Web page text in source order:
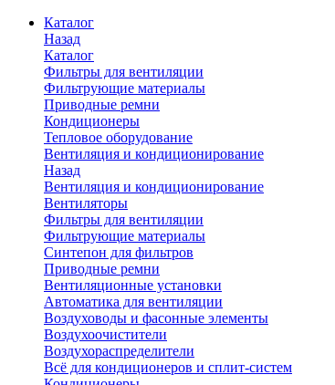
Каталог
Назад
Каталог
Фильтры для вентиляции
Фильтрующие материалы
Приводные ремни
Кондиционеры
Тепловое оборудование
Вентиляция и кондиционирование
Назад
Вентиляция и кондиционирование
Вентиляторы
Фильтры для вентиляции
Фильтрующие материалы
Синтепон для фильтров
Приводные ремни
Вентиляционные установки
Автоматика для вентиляции
Воздуховоды и фасонные элементы
Воздухоочистители
Воздухораспределители
Всё для кондиционеров и сплит-систем